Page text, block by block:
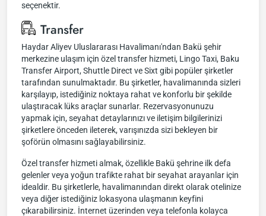
seçenektir.
Transfer
Haydar Aliyev Uluslararası Havalimanı'ndan Bakü şehir
merkezine ulaşım için özel transfer hizmeti, Lingo Taxi, Baku
Transfer Airport, Shuttle Direct ve Sixt gibi popüler şirketler
tarafından sunulmaktadır. Bu şirketler, havalimanında sizleri
karşılayıp, istediğiniz noktaya rahat ve konforlu bir şekilde
ulaştıracak lüks araçlar sunarlar. Rezervasyonunuzu
yapmak için, seyahat detaylarınızı ve iletişim bilgilerinizi
şirketlere önceden ileterek, varışınızda sizi bekleyen bir
şoförün olmasını sağlayabilirsiniz.
Özel transfer hizmeti almak, özellikle Bakü şehrine ilk defa
gelenler veya yoğun trafikte rahat bir seyahat arayanlar için
idealdir. Bu şirketlerle, havalimanından direkt olarak otelinize
veya diğer istediğiniz lokasyona ulaşmanın keyfini
çıkarabilirsiniz. İnternet üzerinden veya telefonla kolayca